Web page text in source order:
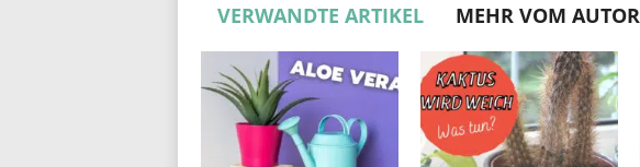
VERWANDTE ARTIKEL MEHR VOM AUTOR